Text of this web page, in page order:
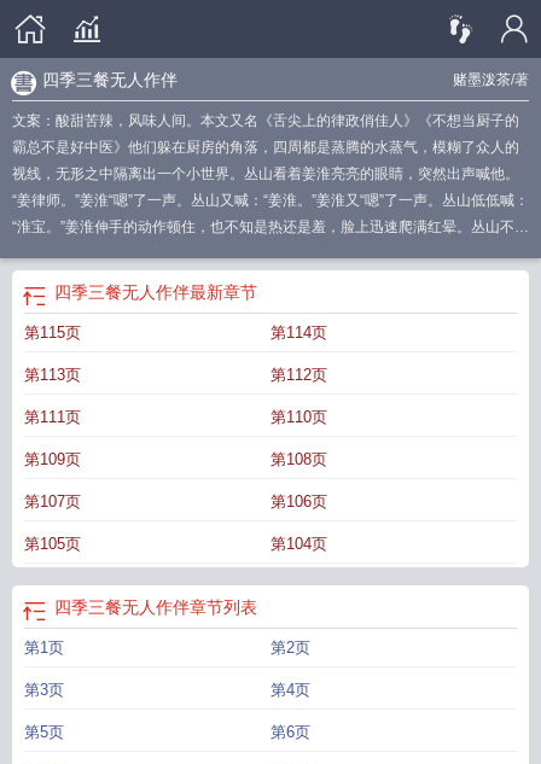
赌墨泼茶/著
四季三餐无人作伴
文案：酸甜苦辣，风味人间。本文又名《舌尖上的律政俏佳人》《不想当厨子的
霸总不是好中医》他们躲在厨房的角落，四周都是蒸腾的水蒸气，模糊了众人的
视线，无形之中隔离出一个小世界。丛山看着姜淮亮亮的眼睛，突然出声喊他。
“姜律师。”姜淮“嗯”了一声。丛山又喊：“姜淮。”姜淮又“嗯”了一声。丛山低低喊：
“淮宝。”姜淮伸手的动作顿住，也不知是热还是羞，脸上迅速爬满红晕。丛山不依
的样子太可爱，丛山看着他，满腔柔情化成水。他低笑一声，低下头。珍尔重之
地吻住了姜淮。温柔中医攻X清冷律师受丛山X姜淮标签：美食小甜饼年上甜宠
HE情投意合原创网第50章锁章，欢迎补全~四季三餐无人作伴
餐两人一生原句
四季三餐平平淡淡才是人间 四季三餐两人一生什么意思
餐怎么吃最健康食谱
四季三餐下一句顺口溜四季三餐的意思
本财阀房东
四季三餐是黄子韬送王彦霖的结婚礼物
读世界的尽头是柴米油盐四季三餐 四季三餐简谱
火四季三餐小院里 四季三餐最火的一句四季三餐粗茶淡饭什么歌
康食谱表冬季一日三餐食谱四季三餐张桥四季三餐黄子韬唯美句子一年四季
三餐
四季三餐什么意思营养一日三餐膳食食谱
下一句是什么四季三餐文案四季三餐第二季四季三餐下一句押韵四季三餐情
话四季三餐作文600字 四季三餐的粗茶淡饭完整版
什么意思
营养均衡的一日三餐食谱
尽头不过是柴米油盐四季三餐
四季三餐无人作伴什么歌
四季三餐无人作伴最新章节
第115页 第114页
第113页 第112页
第111页 第110页
第109页 第108页
第107页 第106页
第105页 第104页
四季三餐无人作伴章节列表
第1页 第2页
第3页 第4页
第5页 第6页